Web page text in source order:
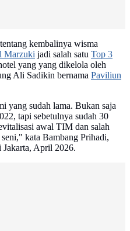
kembalinya wisma
Marzuki jadi salah satu Top 3
yang yang dikelola oleh
Ali Sadikin bernama Paviliun
yang sudah lama. Bukan saja
tapi sebetulnya sudah 30
awal TIM dan salah
kata Bambang Prihadi,
Jakarta, April 2026.